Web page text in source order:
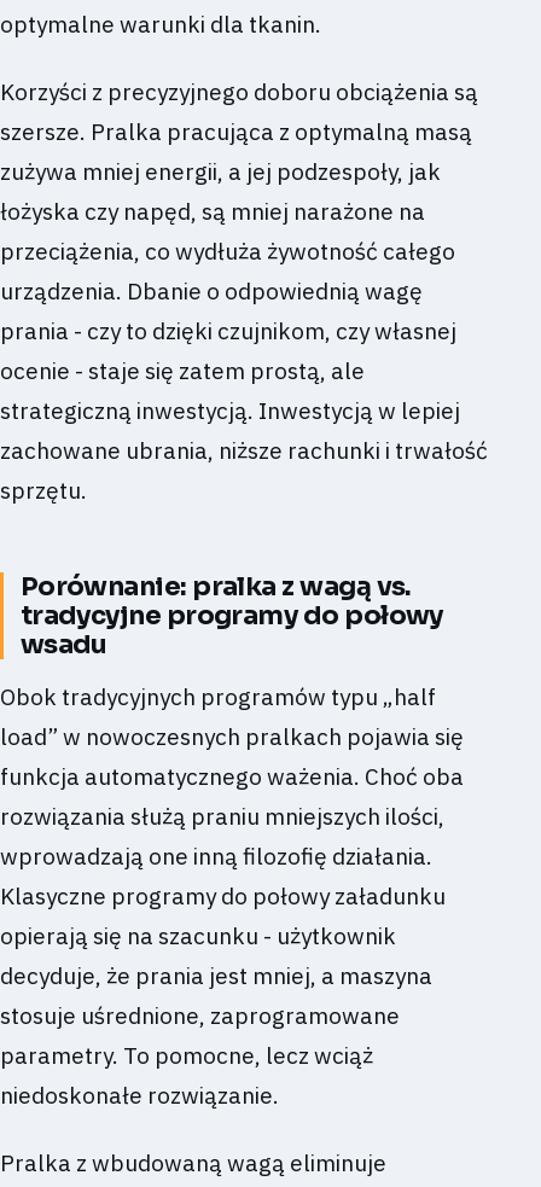
optymalne warunki dla tkanin.
Korzyści z precyzyjnego doboru obciążenia są
szersze. Pralka pracująca z optymalną masą
zużywa mniej energii, a jej podzespoły, jak
łożyska czy napęd, są mniej narażone na
przeciążenia, co wydłuża żywotność całego
urządzenia. Dbanie o odpowiednią wagę
prania - czy to dzięki czujnikom, czy własnej
ocenie - staje się zatem prostą, ale
strategiczną inwestycją. Inwestycją w lepiej
zachowane ubrania, niższe rachunki i trwałość
sprzętu.
Porównanie: pralka z wagą vs.
tradycyjne programy do połowy
wsadu
Obok tradycyjnych programów typu „half
load” w nowoczesnych pralkach pojawia się
funkcja automatycznego ważenia. Choć oba
rozwiązania służą praniu mniejszych ilości,
wprowadzają one inną filozofię działania.
Klasyczne programy do połowy załadunku
opierają się na szacunku - użytkownik
decyduje, że prania jest mniej, a maszyna
stosuje uśrednione, zaprogramowane
parametry. To pomocne, lecz wciąż
niedoskonałe rozwiązanie.
Pralka z wbudowaną wagą eliminuje